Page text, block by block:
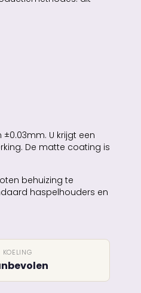
U krijgt een
De matte coating is
behuizing te
haspelhouders en
KOELING